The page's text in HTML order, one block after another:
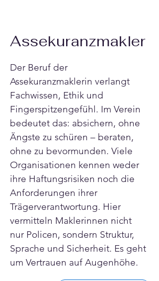
Assekuranzmakler
Der Beruf der
Assekuranzmaklerin verlangt
Fachwissen, Ethik und
Fingerspitzengefühl. Im Verein
bedeutet das: absichern, ohne
Ängste zu schüren – beraten,
ohne zu bevormunden. Viele
Organisationen kennen weder
ihre Haftungsrisiken noch die
Anforderungen ihrer
Trägerverantwortung. Hier
vermitteln Maklerinnen nicht
nur Policen, sondern Struktur,
Sprache und Sicherheit. Es geht
um Vertrauen auf Augenhöhe.